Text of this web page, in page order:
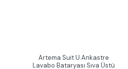
Artema Suit U Ankastre
Lavabo Bataryası Sıva Üstü